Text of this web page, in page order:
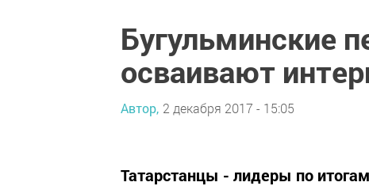
Бугульминские
осваивают
Автор, 2 декабря 2017 - 15:05
Татарстанцы - лидеры по